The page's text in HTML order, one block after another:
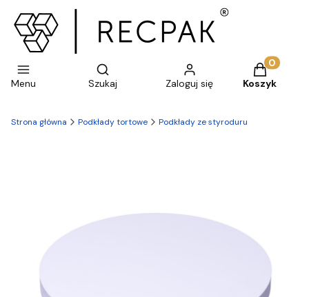
Menu
Otwórz wyszukiwarkę
Szukaj Zaloguj się
Produkty
Koszyk
Strona główna Podkłady tortowe Podkłady ze styroduru